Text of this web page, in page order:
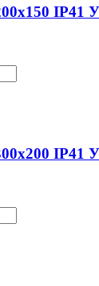
IP41
IP41